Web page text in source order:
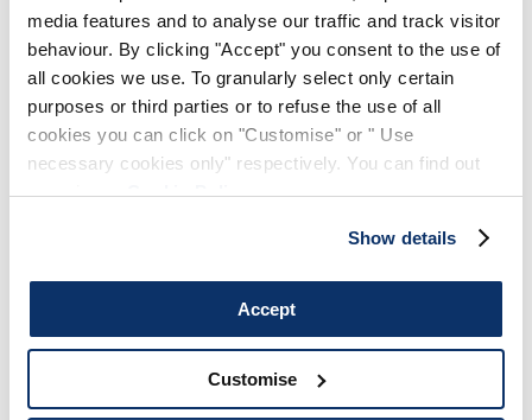
media features and to analyse our traffic and track visitor
behaviour. By clicking "Accept" you consent to the use of
all cookies we use. To granularly select only certain
purposes or third parties or to refuse the use of all
cookies you can click on "Customise" or " Use
necessary cookies only" respectively. You can find out
more in ourCookie Policy.
Show details
Accept
Customise
La chemise Behave noire en Sensitive® présente une
esthétique contemporaine et raffinée. Avec sa coupe au tombé
net, elle dessine la silhouette de manière géométrique grâce
à son col en V structuré et à ses coutures verticales. La
douceur et l’élasticité du tissu garantissent un confort élevé et
une agréable sensation au porter. À associer à un blazer et à
• Sensitive®, poids léger, toucher sec.
TAILLE ET COUPE